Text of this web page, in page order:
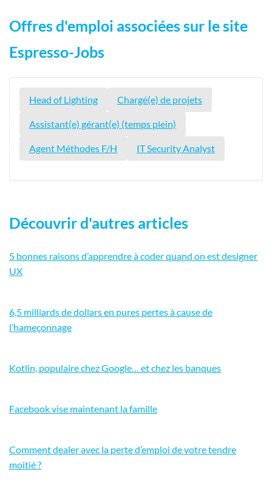
Offres d'emploi associées sur le site
Espresso-Jobs
Head of Lighting Chargé(e) de projets
Assistant(e) gérant(e) (temps plein)
Agent Méthodes F/H IT Security Analyst
Découvrir d'autres articles
5 bonnes raisons d’apprendre à coder quand on est designer
UX
6,5 milliards de dollars en pures pertes à cause de
l’hameçonnage
Kotlin, populaire chez Google… et chez les banques
Facebook vise maintenant la famille
Comment dealer avec la perte d’emploi de votre tendre
moitié ?